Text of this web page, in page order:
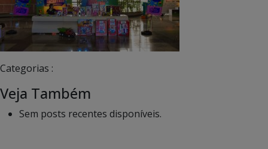
Categorias :
Veja Também
Sem posts recentes disponíveis.